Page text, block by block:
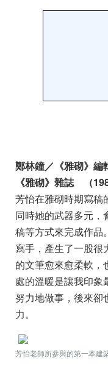
鄭林鐘／《雅砌》編
《雅砌》雜誌 （
芳怡在雅砌時期寫稿
同時她的武器多元，
稿等方式來完成作品
寫手，產生了一股很
的文筆愈來愈柔軟，
處的溫暖是讓我印象
努力地做事，後來卻
力。
芳怡老師所參與的第一本建